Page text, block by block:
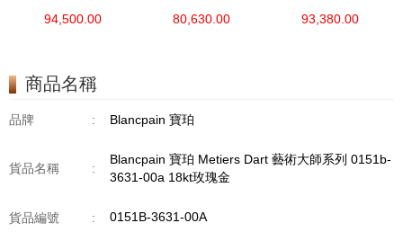
94,500.00 80,630.00 93,380.00
商品名稱
品牌 : Blancpain 寶珀
貨品名稱 :
Blancpain 寶珀 Metiers Dart 藝術大師系列 0151b-
3631-00a 18kt玫瑰金
貨品編號 : 0151B-3631-00A